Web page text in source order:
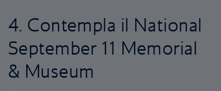
4. Contempla il National
September 11 Memorial
& Museum